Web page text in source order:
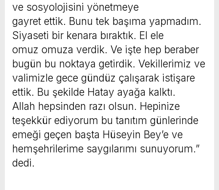
ve sosyolojisini yönetmeye
gayret ettik. Bunu tek başıma yapmadım.
Siyaseti bir kenara bıraktık. El ele
omuz omuza verdik. Ve işte hep beraber
bugün bu noktaya getirdik. Vekillerimiz ve
valimizle gece gündüz çalışarak istişare
ettik. Bu şekilde Hatay ayağa kalktı.
Allah hepsinden razı olsun. Hepinize
teşekkür ediyorum bu tanıtım günlerinde
emeği geçen başta Hüseyin Bey’e ve
hemşehrilerime saygılarımı sunuyorum.”
dedi.